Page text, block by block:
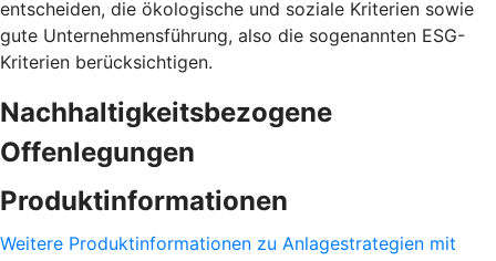
entscheiden, die ökologische und soziale Kriterien sowie
gute Unternehmensführung, also die sogenannten ESG-
Kriterien berücksichtigen.
Nachhaltigkeitsbezogene
Offenlegungen
Produktinformationen
Weitere Produktinformationen zu Anlagestrategien mit